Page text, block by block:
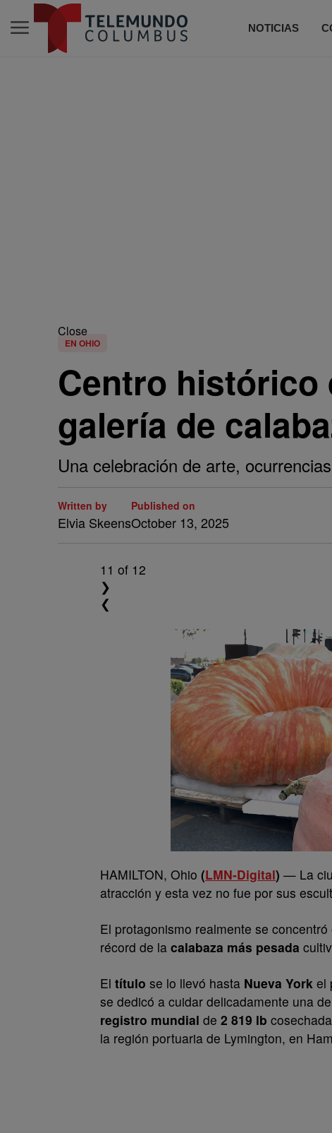
NOTICIAS
Close
EN OHIO
Centro histórico
galería de
Una celebración de arte,
Written by
Elvia Skeens
Published on
October 13, 2025
11 of 12
❯
❮
HAMILTON, Ohio (LMN-Digital) — La
atracción y esta vez no fue por sus
El protagonismo realmente se concentró
récord de la calabaza más pesada
El título se lo llevó hasta Nueva York el
se dedicó a cuidar delicadamente una de
registro mundial de 2 819 lb
la región portuaria de Lymington, en